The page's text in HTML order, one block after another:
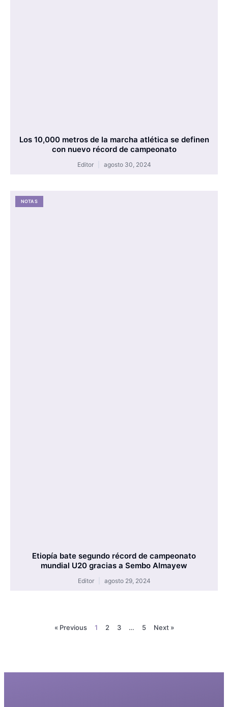
Los 10,000 metros de la marcha atlética se definen
con nuevo récord de campeonato
Editor agosto 30, 2024
NOTAS
Etiopía bate segundo récord de campeonato
mundial U20 gracias a Sembo Almayew
Editor agosto 29, 2024
« Previous 1 2 3 … 5 Next »